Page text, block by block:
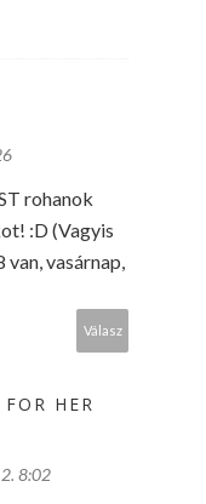
rohanok
:D (Vagyis
vasárnap,
Válasz
HER
8:02